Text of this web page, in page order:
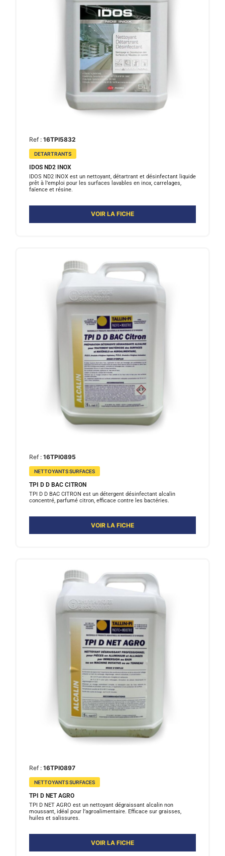
Ref : 16TPI5832
DETARTRANTS
IDOS ND2 INOX
IDOS ND2 INOX est un nettoyant, détartrant et désinfectant liquide
prêt à l’emploi pour les surfaces lavables en inox, carrelages,
faïence et résine.
VOIR LA FICHE
Ref : 16TPI0895
NETTOYANTS SURFACES
TPI D D BAC CITRON
TPI D D BAC CITRON est un détergent désinfectant alcalin
concentré, parfumé citron, efficace contre les bactéries.
VOIR LA FICHE
Ref : 16TPI0897
NETTOYANTS SURFACES
TPI D NET AGRO
TPI D NET AGRO est un nettoyant dégraissant alcalin non
moussant, idéal pour l’agroalimentaire. Efficace sur graisses,
huiles et salissures.
VOIR LA FICHE